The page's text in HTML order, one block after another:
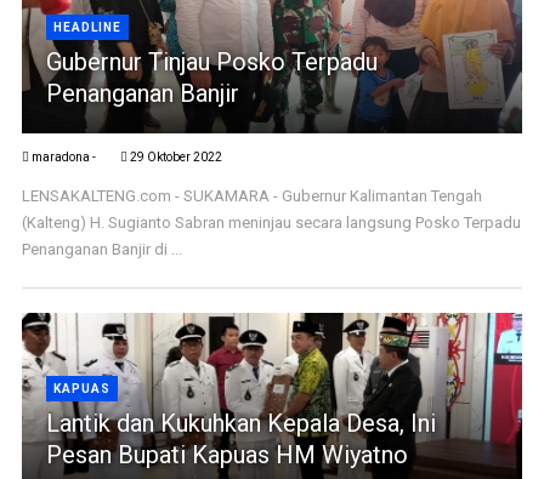
HEADLINE
Gubernur Tinjau Posko Terpadu
Penanganan Banjir
maradona - 29 Oktober 2022
LENSAKALTENG.com - SUKAMARA - Gubernur Kalimantan Tengah
(Kalteng) H. Sugianto Sabran meninjau secara langsung Posko Terpadu
Penanganan Banjir di ...
KAPUAS
Lantik dan Kukuhkan Kepala Desa, Ini
Pesan Bupati Kapuas HM Wiyatno